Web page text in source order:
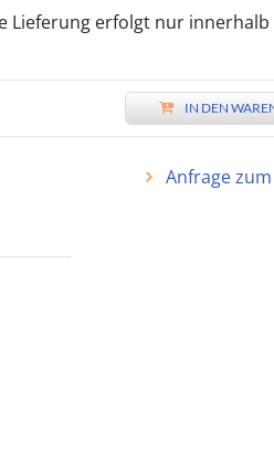
Lieferung erfolgt nur innerhalb
IN DEN
Anfrage